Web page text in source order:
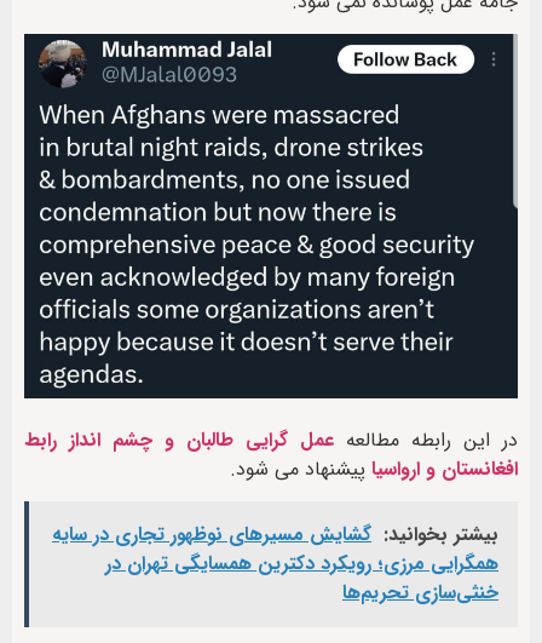
در این رابطه مطالعه عمل گرایی طالبان و چشم انداز رابط
افغانستان و ارواسیا پیشنهاد می شود.
بیشتر بخوانید: گشایش مسیرهای نوظهور تجاری در سایه
همگرایی مرزی؛ رویکرد دکترین همسایگی تهران در
خنثی‌سازی تحریم‌ها